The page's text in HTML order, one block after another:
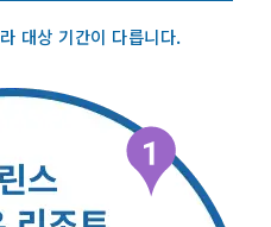
대상 기간이 다릅니다.